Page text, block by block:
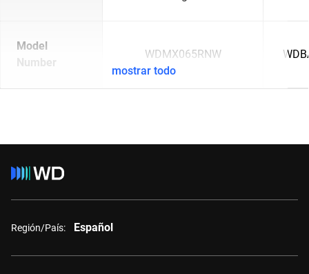
Model
Number
WDMX065RNW
mostrar todo
Región/País: Español